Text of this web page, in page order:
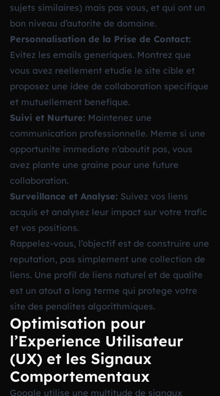
sujets similaires) mais pas vous, et qui ont un
bon niveau d’autorite de domaine.
Personnalisation de la Prise de Contact:
Evitez les emails generiques. Montrez que
vous avez reellement etudie le site cible et
proposez une idee de collaboration specifique
et mutuellement benefique.
Suivi et Nurture: Maintenez une
communication professionnelle. Meme si une
opportunite immediate n’aboutit pas, vous
avez plante une graine pour une future
collaboration.
Surveillance et Analyse: Suivez vos liens
acquis et analysez leur impact sur votre trafic
et vos positions.
Rappelez-vous, l’objectif est de construire une
reputation, pas simplement une collection de
liens. Une profil de liens naturel et de qualite
est un atout a long terme qui protege votre
site des penalites algorithmiques.
Optimisation pour
l’Experience Utilisateur
(UX) et les Signaux
Comportementaux
Google utilise une multitude de signaux